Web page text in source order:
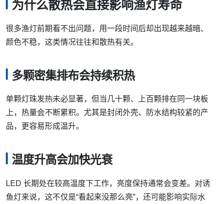
为什么散热会直接影响渔灯寿命
很多渔灯前期看不出问题，用一段时间后却出现越来越暗、
颜色不稳，这类情况往往和散热有关。
多颗密集排布会持续积热
单颗灯珠发热未必显著，但当几十颗、上百颗排在同一块板
上，热量会不断累积。尤其是封闭外壳、防水结构较紧的产
品，更容易形成温升。
温度升高会加快光衰
LED 长期处在较高温度下工作，亮度保持通常会变差。对诱
鱼灯来说，这不仅是“看起来没那么亮”，还可能影响实际水